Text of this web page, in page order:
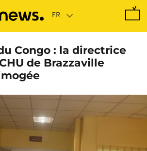
Congo : la directrice
de Brazzaville